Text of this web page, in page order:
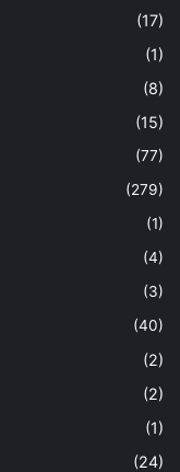
(17)
(1)
(8)
(15)
(77)
(279)
(1)
(4)
(3)
(40)
(2)
(2)
(1)
(24)